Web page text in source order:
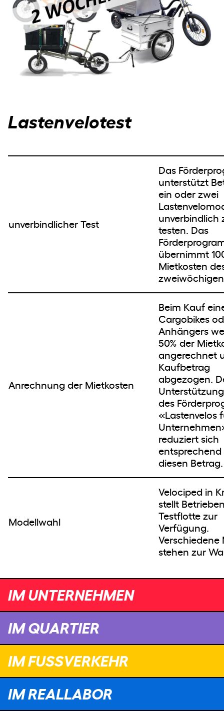
Lastenvelotest
unverbindlicher Test
Das
unterstützt
ein oder zwei
unverbindlich
testen. Das
übernimmt
Mietkosten
Anrechnung der Mietkosten
Beim Kauf
Cargobikes
Anhängers
50% der
angerechnet
Kaufbetrag
abgezogen.
des
«Lastenvelos
reduziert sich
diesen Betrag.
Modellwahl
Velociped in
stellt
Testflotte zur
Verfügung.
Verschiedene
stehen zur
IM UNTERNEHMEN
IM QUARTIER
IM FUSSVERKEHR
IM REALLABOR